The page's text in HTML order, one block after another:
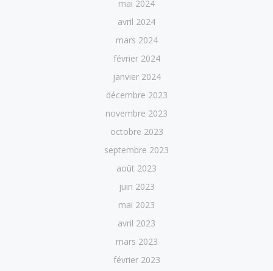
mai 2024
avril 2024
mars 2024
février 2024
janvier 2024
décembre 2023
novembre 2023
octobre 2023
septembre 2023
août 2023
juin 2023
mai 2023
avril 2023
mars 2023
février 2023